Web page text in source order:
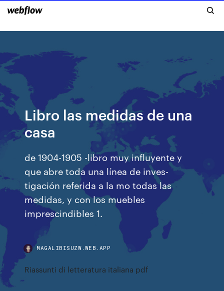
Libro las medidas de una
casa
de 1904-1905 -libro muy influyente y
que abre toda una línea de inves-
tigación referida a la mo todas las
medidas, y con los muebles
imprescindibles 1.
MAGALIBISUZW.WEB.APP
Riassunti di letteratura italiana pdf